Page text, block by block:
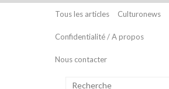
Tous les articles Culturonews
Confidentialité / A propos
Nous contacter